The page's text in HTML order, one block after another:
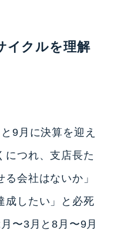
イクルを理解
9月に決算を迎え
につれ、支店長た
会社はないか」
成したい」と必死
〜3月と8月〜9月